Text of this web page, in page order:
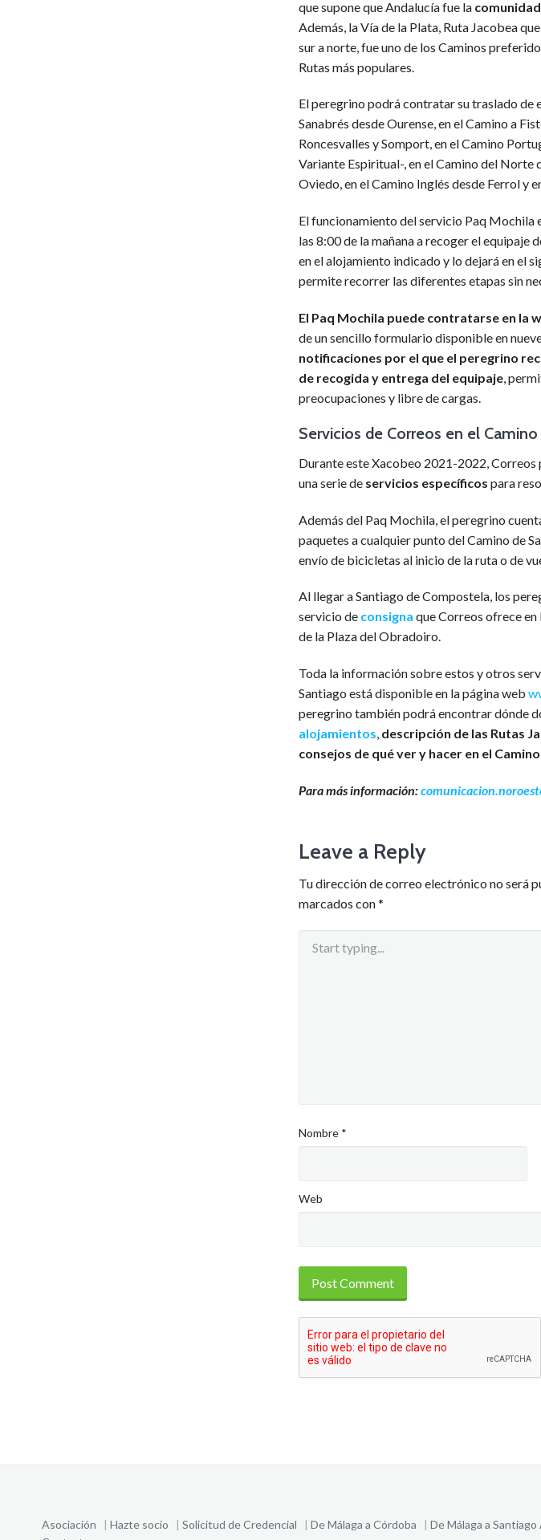
que supone que Andalucía fue la
Además, la Vía de la Plata, Ruta Jacobea
sur a norte, fue uno de los Caminos
Rutas más populares.
El peregrino podrá contratar su traslado de
Sanabrés desde Ourense, en el Camino a
Roncesvalles y Somport, en el Camino
Variante Espiritual-, en el Camino del Norte
Oviedo, en el Camino Inglés desde Ferrol y
El funcionamiento del servicio Paq Mochila
las 8:00 de la mañana a recoger el equipaje
en el alojamiento indicado y lo dejará en el
permite recorrer las diferentes etapas sin
El Paq Mochila puede contratarse en la
de un sencillo formulario disponible en
notificaciones por el que el peregrino
de recogida y entrega del equipaje,
preocupaciones y libre de cargas.
Servicios de Correos en el
Durante este Xacobeo 2021-2022,
una serie de servicios específicos para
Además del Paq Mochila, el peregrino
paquetes a cualquier punto del Camino de
envío de bicicletas al inicio de la ruta o de
Al llegar a Santiago de Compostela, los
servicio de consigna que Correos ofrece en
de la Plaza del Obradoiro.
Toda la información sobre estos y otros
Santiago está disponible en la página web
peregrino también podrá encontrar dónde
alojamientos, descripción de las Rutas
consejos de qué ver y hacer en el Camino
Para más información:
Leave a Reply
Tu dirección de correo electrónico no será
marcados con*
Nombre *
Web
Asociación | Hazte socio | Solicitud de Credencial | De Málaga a Córdoba | De Málaga a Santiago